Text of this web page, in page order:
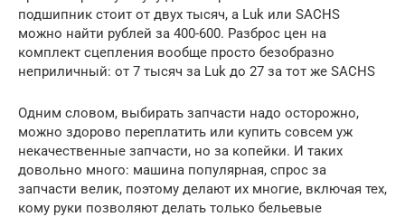
подшипник стоит от двух тысяч, а Luk или SACHS
можно найти рублей за 400-600. Разброс цен на
комплект сцепления вообще просто безобразно
неприличный: от 7 тысяч за Luk до 27 за тот же SACHS
Одним словом, выбирать запчасти надо осторожно,
можно здорово переплатить или купить совсем уж
некачественные запчасти, но за копейки. И таких
довольно много: машина популярная, спрос за
запчасти велик, поэтому делают их многие, включая тех,
кому руки позволяют делать только бельевые